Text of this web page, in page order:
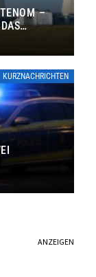
–
KURZNACHRICHTEN
ANZEIGEN